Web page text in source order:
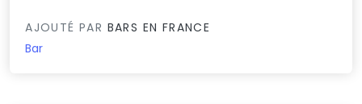
AJOUTÉ PAR BARS EN FRANCE
Bar